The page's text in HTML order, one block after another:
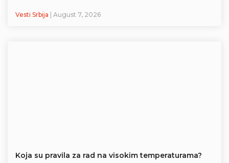
Vesti Srbija | August 7, 2026
Koja su pravila za rad na visokim temperaturama?